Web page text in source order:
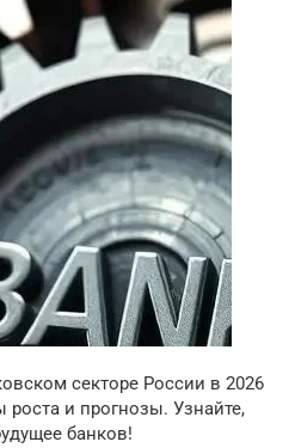
секторе России в 2026
роста и прогнозы. Узнайте,
банков!